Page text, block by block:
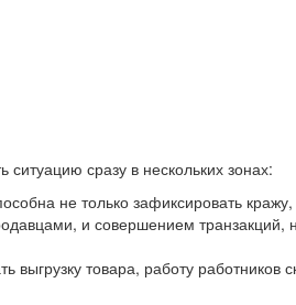
сразу в нескольких зонах:
не только зафиксировать
и совершением транзакций,
товара, работу